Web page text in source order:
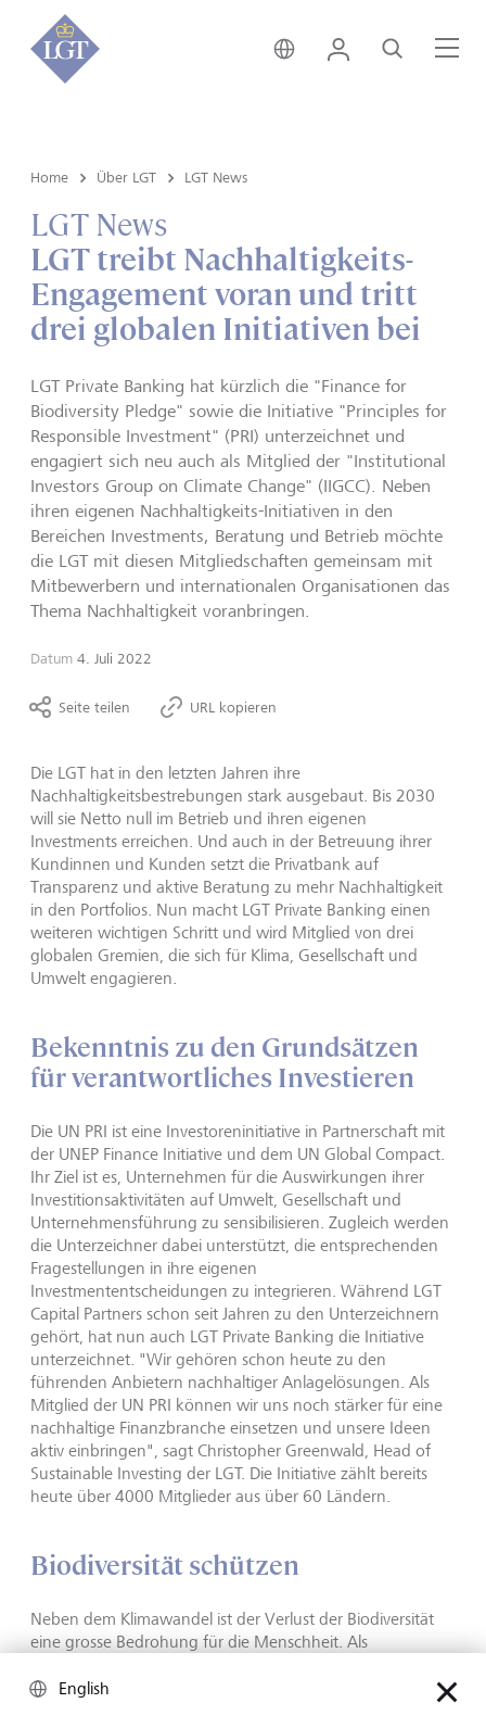
Schweiz • Deutsch
Login Suche
Home Über LGT LGT News
LGT News
LGT treibt Nachhaltigkeits-
Engagement voran und tritt
drei globalen Initiativen bei
LGT Private Banking hat kürzlich die "Finance for
Biodiversity Pledge" sowie die Initiative "Principles for
Responsible Investment" (PRI) unterzeichnet und
engagiert sich neu auch als Mitglied der "Institutional
Investors Group on Climate Change" (IIGCC). Neben
ihren eigenen Nachhaltigkeits-Initiativen in den
Bereichen Investments, Beratung und Betrieb möchte
die LGT mit diesen Mitgliedschaften gemeinsam mit
Mitbewerbern und internationalen Organisationen das
Thema Nachhaltigkeit voranbringen.
Datum 4. Juli 2022
Seite teilen URL kopieren
Die LGT hat in den letzten Jahren ihre
Nachhaltigkeitsbestrebungen stark ausgebaut. Bis 2030
will sie Netto null im Betrieb und ihren eigenen
Investments erreichen. Und auch in der Betreuung ihrer
Kundinnen und Kunden setzt die Privatbank auf
Transparenz und aktive Beratung zu mehr Nachhaltigkeit
in den Portfolios. Nun macht LGT Private Banking einen
weiteren wichtigen Schritt und wird Mitglied von drei
globalen Gremien, die sich für Klima, Gesellschaft und
Umwelt engagieren.
Bekenntnis zu den Grundsätzen
für verantwortliches Investieren
Die UN PRI ist eine Investoreninitiative in Partnerschaft mit
der UNEP Finance Initiative und dem UN Global Compact.
Ihr Ziel ist es, Unternehmen für die Auswirkungen ihrer
Investitionsaktivitäten auf Umwelt, Gesellschaft und
Unternehmensführung zu sensibilisieren. Zugleich werden
die Unterzeichner dabei unterstützt, die entsprechenden
Fragestellungen in ihre eigenen
Investmententscheidungen zu integrieren. Während LGT
Capital Partners schon seit Jahren zu den Unterzeichnern
gehört, hat nun auch LGT Private Banking die Initiative
unterzeichnet. "Wir gehören schon heute zu den
führenden Anbietern nachhaltiger Anlagelösungen. Als
Mitglied der UN PRI können wir uns noch stärker für eine
nachhaltige Finanzbranche einsetzen und unsere Ideen
aktiv einbringen", sagt Christopher Greenwald, Head of
Sustainable Investing der LGT. Die Initiative zählt bereits
heute über 4000 Mitglieder aus über 60 Ländern.
Biodiversität schützen
Neben dem Klimawandel ist der Verlust der Biodiversität
eine grosse Bedrohung für die Menschheit. Als
sich die LGT dazu verpflichtet, einen Beitrag zum Erhalt
English